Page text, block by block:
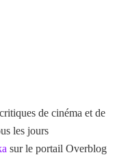
de cinéma et de
les jours
sur le portail Overblog